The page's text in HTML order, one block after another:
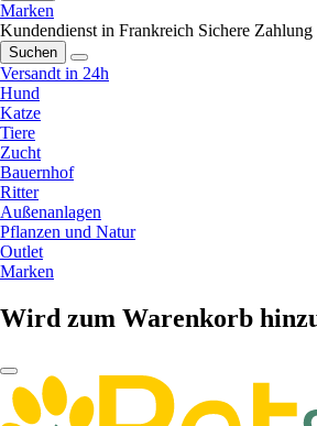
Marken
Kundendienst in Frankreich Sichere Zahlung
Suchen
Versandt in 24h
Hund
Katze
Tiere
Zucht
Bauernhof
Ritter
Außenanlagen
Pflanzen und Natur
Outlet
Marken
Wird zum Warenkorb